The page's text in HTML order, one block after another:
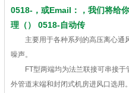
0518-，或Email：，我们将给
理（） 0518-自动传
主要用于各种系列的高压离心通
噪声。
FT型两端均为法兰联接可串接于
外管道末端和封闭式机房进风口选用。